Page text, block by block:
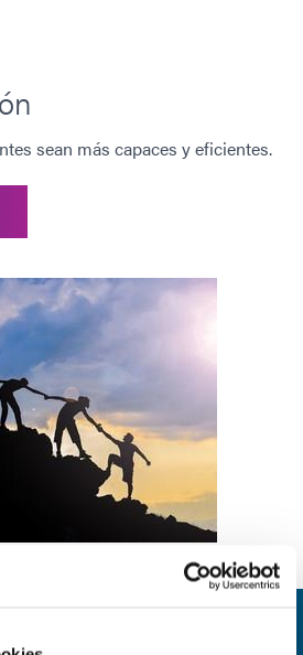
sean más capaces y eficientes.